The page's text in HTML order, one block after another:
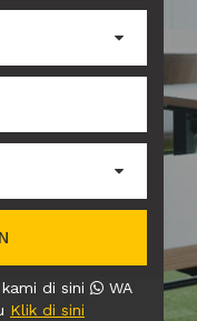
di sini
WA
Klik di sini